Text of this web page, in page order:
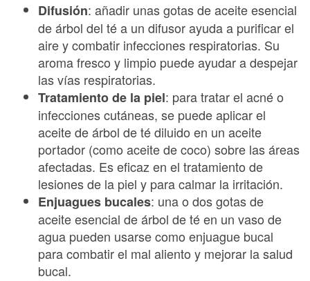
Difusión: añadir unas gotas de aceite esencial
de árbol del té a un difusor ayuda a purificar el
aire y combatir infecciones respiratorias. Su
aroma fresco y limpio puede ayudar a despejar
las vías respiratorias.
Tratamiento de la piel: para tratar el acné o
infecciones cutáneas, se puede aplicar el
aceite de árbol de té diluido en un aceite
portador (como aceite de coco) sobre las áreas
afectadas. Es eficaz en el tratamiento de
lesiones de la piel y para calmar la irritación.
Enjuagues bucales: una o dos gotas de
aceite esencial de árbol de té en un vaso de
agua pueden usarse como enjuague bucal
para combatir el mal aliento y mejorar la salud
bucal.